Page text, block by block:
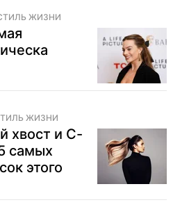
ЖИЗНИ
ЖИЗНИ
хвост и С-
самых
этого